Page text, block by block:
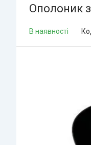
Ополоник з
В наявності